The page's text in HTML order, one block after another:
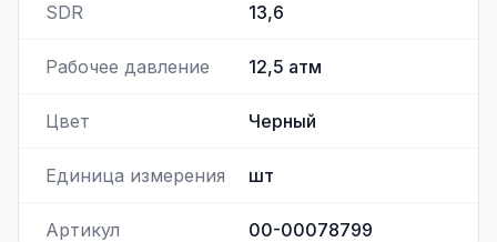
SDR 13,6
Рабочее давление 12,5 атм
Цвет Черный
Единица измерения шт
Артикул 00-00078799